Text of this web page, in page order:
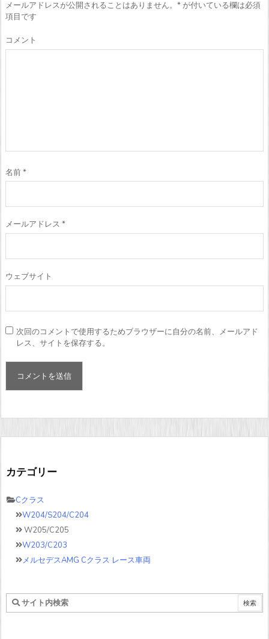
メールアドレスが公開されることはありません。 *が付いている欄は必須
項目です
コメント
名前*
メールアドレス *
ウェブサイト
次回のコメントで使用するためブラウザーに自分の名前、メールアド
レス、サイトを保存する。
カテゴリー
Cクラス
W204/S204/C204
W205/C205
W203/C203
メルセデスAMG Cクラス レース車両